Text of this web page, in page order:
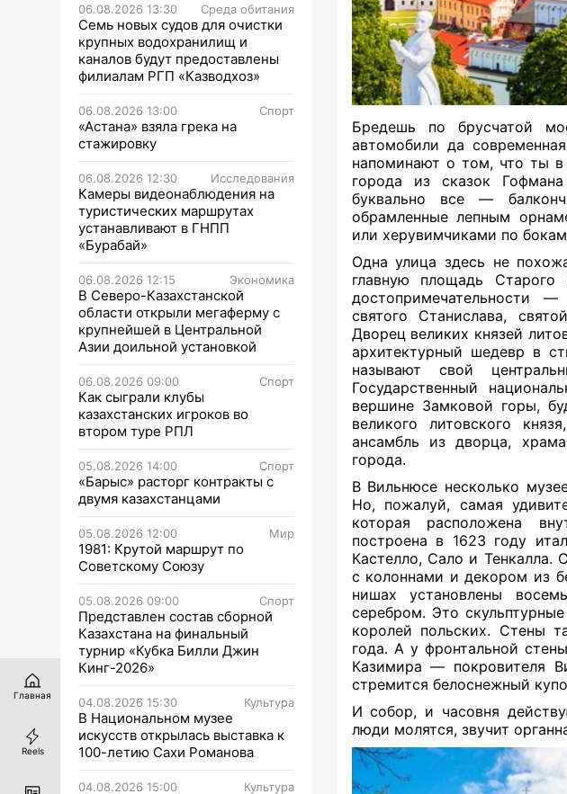
06.08.2026 13:30 Среда обитания
Семь новых судов для очистки
крупных водохранилищ и
каналов будут предоставлены
филиалам РГП «Казводхоз»
06.08.2026 13:00 Спорт
«Астана» взяла грека на
стажировку
06.08.2026 12:30 Исследования
Камеры видеонаблюдения на
туристических маршрутах
устанавливают в ГНПП
«Бурабай»
06.08.2026 12:15 Экономика
В Северо-Казахстанской
области открыли мегаферму с
крупнейшей в Центральной
Азии доильной установкой
06.08.2026 09:00 Спорт
Как сыграли клубы
казахстанских игроков во
втором туре РПЛ
05.08.2026 14:00 Спорт
«Барыс» расторг контракты с
двумя казахстанцами
05.08.2026 12:00 Мир
1981: Крутой маршрут по
Советскому Союзу
05.08.2026 09:00 Спорт
Представлен состав сборной
Казахстана на финальный
турнир «Кубка Билли Джин
Кинг-2026»
04.08.2026 15:30 Культура
В Национальном музее
искусств открылась выставка к
100-летию Сахи Романова
04.08.2026 15:00 Культура
Бредешь по брусчатой
автомобили да
напоминают о том, что ты в
города из сказок
буквально все —
обрамленные лепным
или херувимчиками по
Одна улица здесь не
главную площадь
достопримечательности
святого Станислава,
Дворец великих князей
архитектурный шедевр в
называют свой
Государственный
вершине Замковой горы,
великого литовского
ансамбль из дворца,
города.
В Вильнюсе несколько
Но, пожалуй, самая
которая расположена
построена в 1623 году
Кастелло, Сало и
с колоннами и декором из
нишах установлены
серебром. Это
королей польских. Стены
года. А у фронтальной
Казимира — покровителя
стремится белоснежный
И собор, и часовня
люди молятся, звучит
Главная
Reels